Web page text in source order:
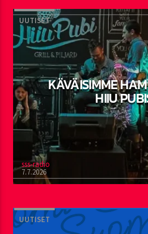
UUTISET
KÄVÄISIMME
HIIU
sss-radio
7.7.2026
UUTISET